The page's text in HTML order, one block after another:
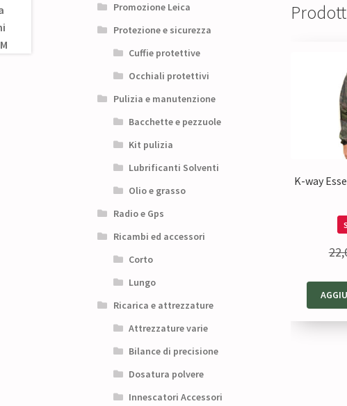
K-way
Promozione Leica
Protezione e sicurezza
Cuffie protettive
Occhiali protettivi
Pulizia e manutenzione
Bacchette e pezzuole
Kit pulizia
Lubrificanti Solventi
Olio e grasso
Radio e Gps
Ricambi ed accessori
Corto
Lungo
Ricarica e attrezzature
Attrezzature varie
Bilance di precisione
Dosatura polvere
Innescatori Accessori